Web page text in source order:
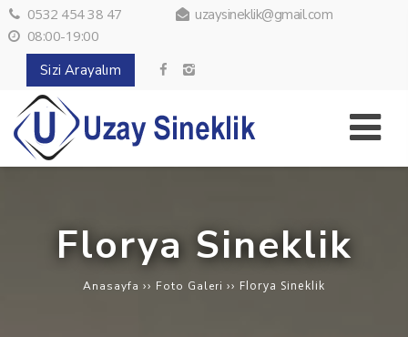
0532 454 38 47
uzaysineklik@gmail.com
08:00-19:00
Sizi Arayalım
Florya Sineklik
Anasayfa ›› Foto Galeri ›› Florya Sineklik